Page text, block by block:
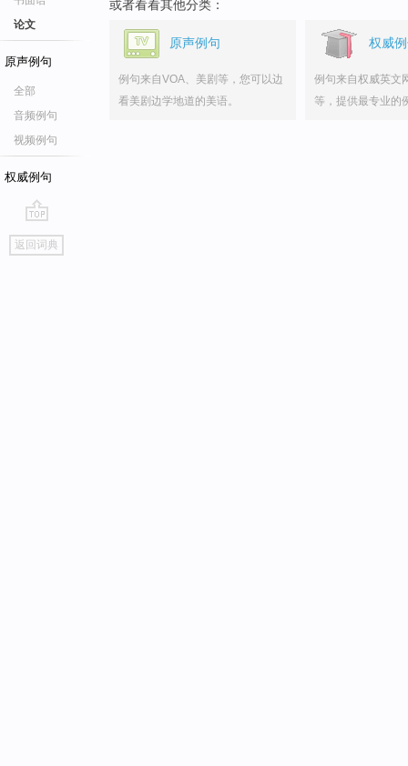
论文
原声例句
全部
音频例句
视频例句
权威例句
go
top
返回词典
或者看看其他分类：
原声例句
例句来自VOA、美剧等，您可以边
看美剧边学地道的美语。
权威
例句来自权威英文
等，提供最专业的